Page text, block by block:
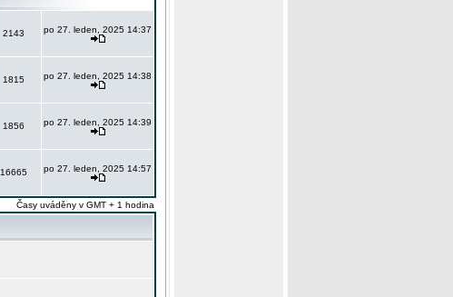
2143 po 27. leden, 2025 14:37
1815 po 27. leden, 2025 14:38
1856 po 27. leden, 2025 14:39
16665 po 27. leden, 2025 14:57
Časy uváděny v GMT + 1 hodina